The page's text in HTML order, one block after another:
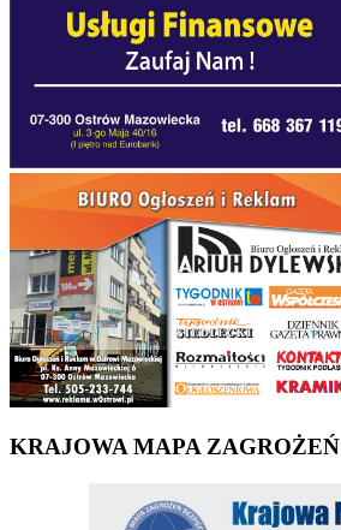
KRAJOWA MAPA ZAGROŻEŃ